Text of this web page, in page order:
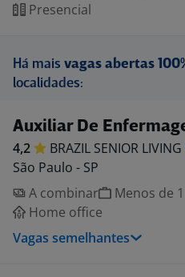
Presencial
Há mais vagas abertas
localidades:
Auxiliar De
4,2 BRAZIL SENIOR LIVING
São Paulo - SP
A combinar
Menos de
Home office
Vagas semelhantes